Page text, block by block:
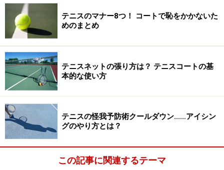
個人戦は 団体戦で1回戦を勝ち上がったチームの 登録Ｎ
Ｏ１の選手を対象にシングルス トーナメントで行われ
る。
男女の優勝者は、
る。
●大会会場
昨年までは北九州市のプリンスホテル、北九州穴生ドー
ム、桃園庭球場であったが、今大会からは福岡市の博多
の森テニス競技場（サンドフィル）にて団体戦を、九州
うになった。
テニスのマナー8つ！ コートで恥をかかないた
めのまとめ
テニスネットの張り方は？ テニスコートの基
本的な使い方
テニスの怪我予防術クールダウン……アイシン
グのやり方とは？
この記事に関連するテーマ